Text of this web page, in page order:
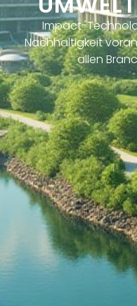
Impact-
Nachhaltigkeit
allen